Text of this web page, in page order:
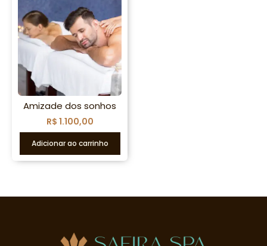
Amizade dos sonhos
R$ 1.100,00
Adicionar ao carrinho